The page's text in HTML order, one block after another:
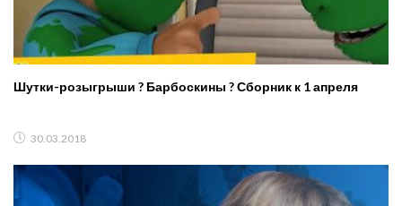
Шутки-розыгрыши ? Барбоскины ? Сборник к 1 апреля
30.03.2018